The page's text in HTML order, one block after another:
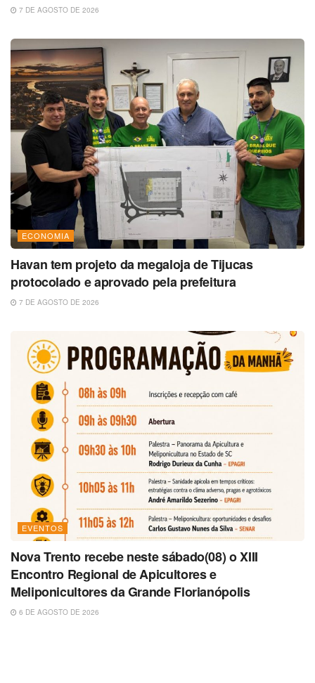
7 DE AGOSTO DE 2026
ECONOMIA
Havan tem projeto da megaloja de Tijucas
protocolado e aprovado pela prefeitura
7 DE AGOSTO DE 2026
EVENTOS
Nova Trento recebe neste sábado(08) o XIII
Encontro Regional de Apicultores e
Meliponicultores da Grande Florianópolis
6 DE AGOSTO DE 2026